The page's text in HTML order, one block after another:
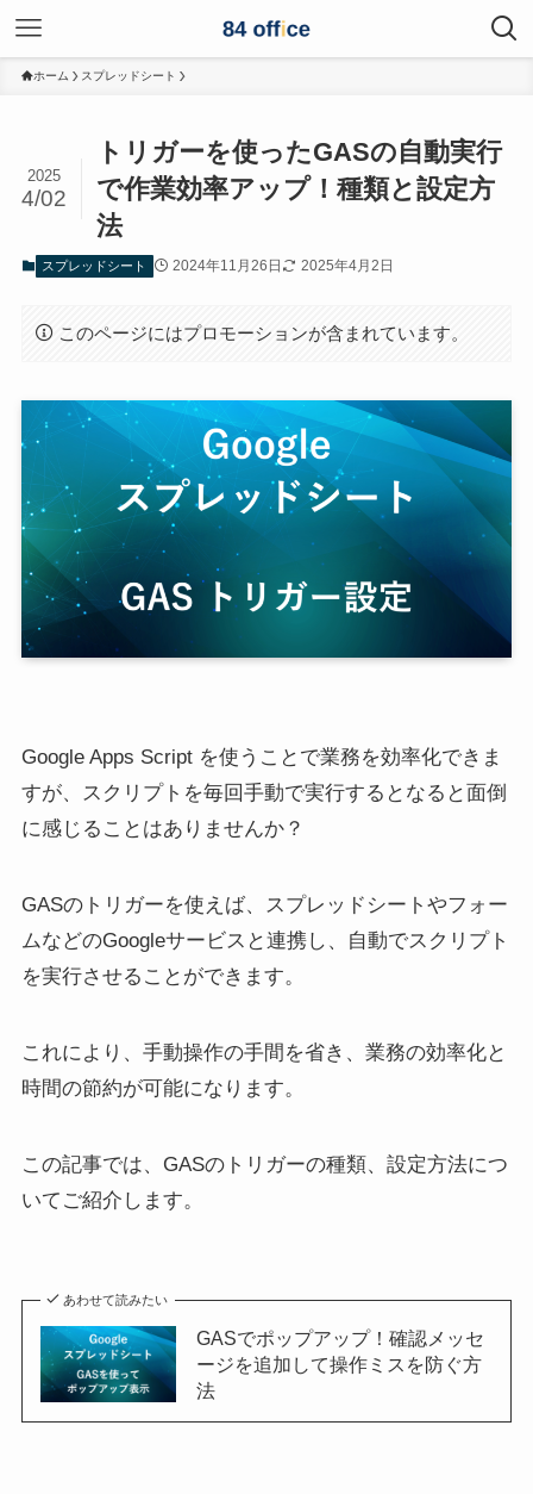
ホーム スプレッドシート
トリガーを使ったGASの自動実行
で作業効率アップ！種類と設定方
法
2025
4/02
スプレッドシート 2024年11月26日 2025年4月2日
このページにはプロモーションが含まれています。
Google Apps Script を使うことで業務を効率化できま
すが、スクリプトを毎回手動で実行するとなると面倒
に感じることはありませんか？
GASのトリガーを使えば、スプレッドシートやフォー
ムなどのGoogleサービスと連携し、自動でスクリプト
を実行させることができます。
これにより、手動操作の手間を省き、業務の効率化と
時間の節約が可能になります。
この記事では、GASのトリガーの種類、設定方法につ
いてご紹介します。
あわせて読みたい
GASでポップアップ！確認メッセ
ージを追加して操作ミスを防ぐ方
法